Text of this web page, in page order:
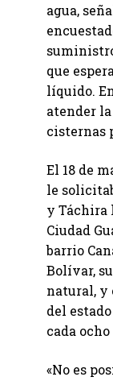
agua,
que
líquido.
atender
cisternas
El 18 de
le
y Táchira
Ciudad
barrio
Bolívar,
natural, y
del
cada ocho
«No es